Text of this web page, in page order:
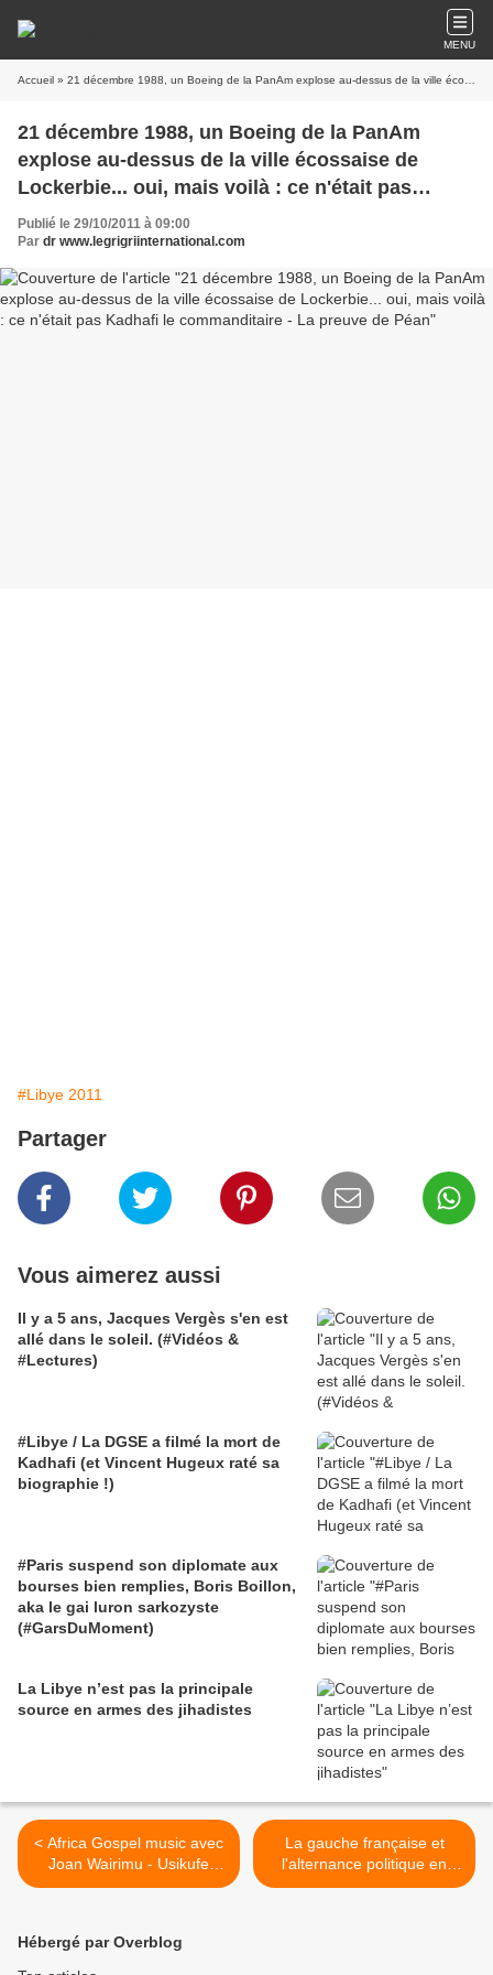
MENU
Accueil » 21 décembre 1988, un Boeing de la PanAm explose au-dessus de la ville écossaise de Lockerbie... oui, mais voilà : ce n'était pas Kadhafi le commanditaire - La preuve de Péan
21 décembre 1988, un Boeing de la PanAm
explose au-dessus de la ville écossaise de
Lockerbie... oui, mais voilà : ce n'était pas
Kadhafi le commanditaire - La preuve de Péan
Publié le 29/10/2011 à 09:00
Par dr www.legrigriinternational.com
#Libye 2011
Partager
Vous aimerez aussi
Il y a 5 ans, Jacques Vergès s'en est
allé dans le soleil. (#Vidéos &
#Lectures)
#Libye / La DGSE a filmé la mort de
Kadhafi (et Vincent Hugeux raté sa
biographie !)
#Paris suspend son diplomate aux
bourses bien remplies, Boris Boillon,
aka le gai luron sarkozyste
(#GarsDuMoment)
La Libye n’est pas la principale
source en armes des jihadistes
< Africa Gospel music avec
Joan Wairimu - Usikufe
Moyo
La gauche française et
l'alternance politique en
Côte d'Ivoire (la vidéo) -
Hébergé par Overblog